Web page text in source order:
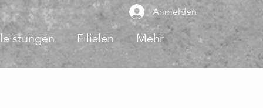
Filialen Mehr
Anmelden